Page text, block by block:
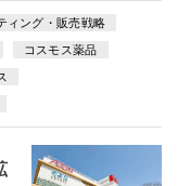
ィング・販売戦略
コスモス薬品